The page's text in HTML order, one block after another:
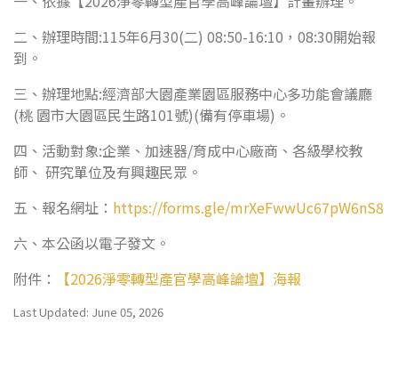
二、辦理時間:115年6月30(二) 08:50-16:10，08:30開始報
到。
三、辦理地點:經濟部大園產業園區服務中心多功能會議廳
(桃 園市大園區民生路101號)(備有停車場)。
四、活動對象:企業、加速器/育成中心廠商、各級學校教
師、 研究單位及有興趣民眾。
五、報名網址： https://forms.gle/mrXeFwwUc67pW6nS8
六、本公函以電子發文。
附件：
【2026淨零轉型產官學高峰論壇】海報
Last Updated: June 05, 2026